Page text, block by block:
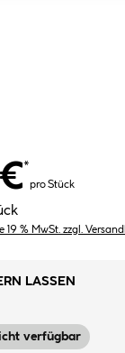
*
pro Stück
19 % MwSt. zzgl.
LASSEN
verfügbar